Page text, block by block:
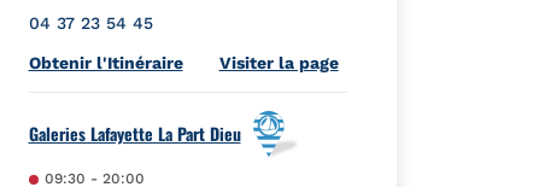
04 37 23 54 45
Obtenir l'ItinéraireLink Opens in New Tab
Visiter la page
Galeries Lafayette La Part Dieu
09:30 - 20:00